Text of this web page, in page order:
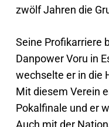
zwölf Jahren die
Seine Profikarriere
Danpower Voru in
wechselte er in die
Mit diesem Verein
Pokalfinale und er
Auch mit der